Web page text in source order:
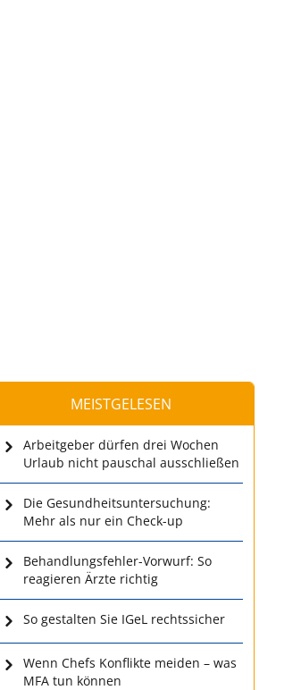
MEISTGELESEN
Arbeitgeber dürfen drei Wochen
Urlaub nicht pauschal ausschließen
Die Gesundheitsuntersuchung:
Mehr als nur ein Check-up
Behandlungsfehler-Vorwurf: So
reagieren Ärzte richtig
So gestalten Sie IGeL rechtssicher
Wenn Chefs Konflikte meiden – was
MFA tun können